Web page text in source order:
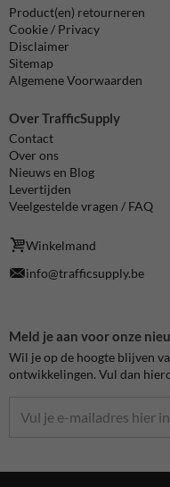
Product(en) retourneren
Cookie / Privacy
Disclaimer
Sitemap
Algemene Voorwaarden
Over TrafficSupply
Contact
Over ons
Nieuws en Blog
Levertijden
Veelgestelde vragen / FAQ
Winkelmand
info@trafficsupply.be
Meld je aan voor onze
Wil je op de hoogte blijven
ontwikkelingen. Vul dan